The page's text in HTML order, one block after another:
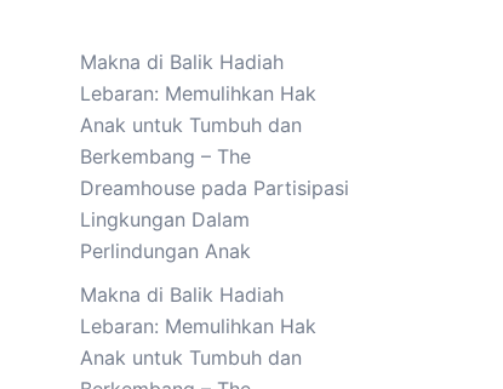
Makna di Balik Hadiah
Lebaran: Memulihkan Hak
Anak untuk Tumbuh dan
Berkembang – The
Dreamhousepada Partisipasi
Lingkungan Dalam
Perlindungan Anak
Makna di Balik Hadiah
Lebaran: Memulihkan Hak
Anak untuk Tumbuh dan